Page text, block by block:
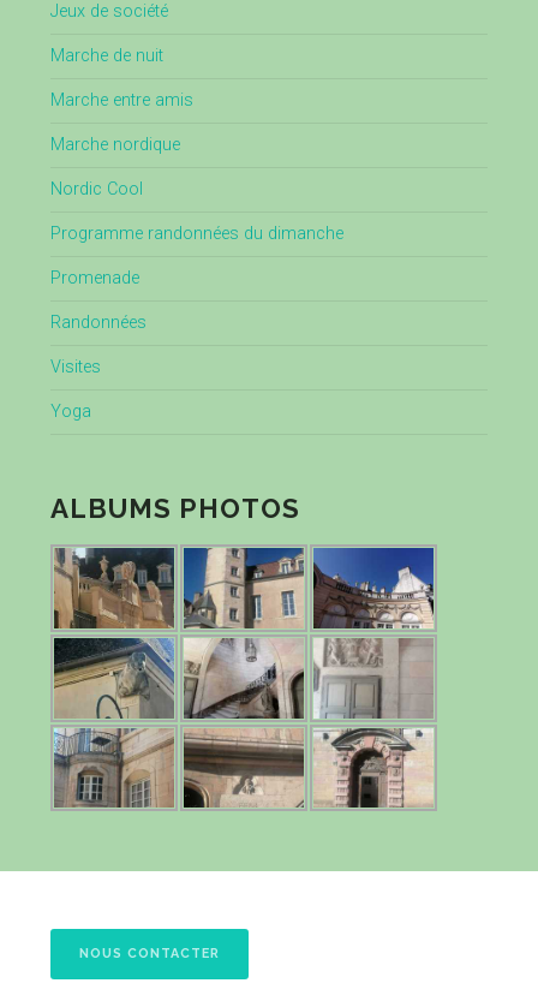
Jeux de société
Marche de nuit
Marche entre amis
Marche nordique
Nordic Cool
Programme randonnées du dimanche
Promenade
Randonnées
Visites
Yoga
ALBUMS PHOTOS
NOUS CONTACTER